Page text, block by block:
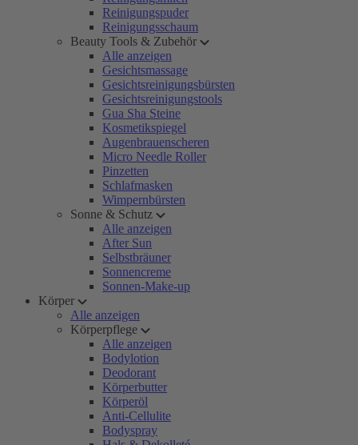
Reinigungspuder
Reinigungsschaum
Beauty Tools & Zubehör
Alle anzeigen
Gesichtsmassage
Gesichtsreinigungsbürsten
Gesichtsreinigungstools
Gua Sha Steine
Kosmetikspiegel
Augenbrauenscheren
Micro Needle Roller
Pinzetten
Schlafmasken
Wimpernbürsten
Sonne & Schutz
Alle anzeigen
After Sun
Selbstbräuner
Sonnencreme
Sonnen-Make-up
Körper
Alle anzeigen
Körperpflege
Alle anzeigen
Bodylotion
Deodorant
Körperbutter
Körperöl
Anti-Cellulite
Bodyspray